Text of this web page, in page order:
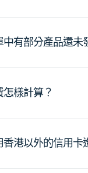
有部分產品還未
樣計算？
港以外的信用卡